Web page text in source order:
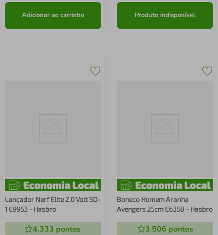
Adicionar ao carrinho Produto indisponível
Lançador Nerf Elite 2.0 Volt SD-
1 E9953 - Hasbro
4.333 pontos
Boneco Homem Aranha
Avengers 25cm E6358 - Hasbro
3.506 pontos